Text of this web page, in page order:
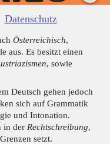
Datenschutz
Österreichisch,
aus. Es besitzt einen
, sowie
Deutsch gehen jedoch
sich auf Grammatik
und Intonation.
in der Rechtschreibung,
setzt.